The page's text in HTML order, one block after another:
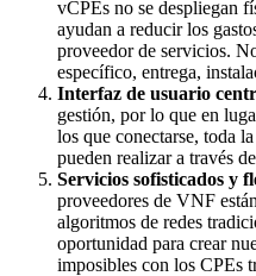
vCPEs no se despliegan
ayudan a reducir los
proveedor de servicios.
específico, entrega,
Interfaz de usuario
gestión, por lo que en
los que conectarse, toda
pueden realizar a través
Servicios sofisticados y
proveedores de VNF
algoritmos de redes
oportunidad para crear
imposibles con los CPEs